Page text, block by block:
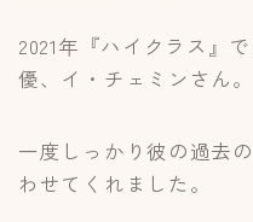
2021年『ハイクラス』
優、イ・チェミンさん。
一度しっかり彼の過去
わせてくれました。